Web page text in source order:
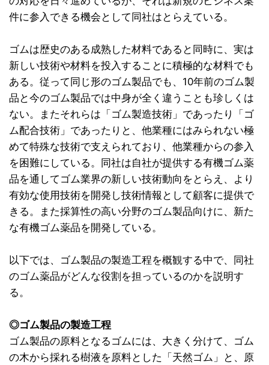
件に参入できる機会として同社はとらえている。
ゴムは歴史のある成熟した材料であると同時に、実は
新しい技術や材料を投入することに積極的な材料でも
ある。従って同じ形のゴム製品でも、10年前のゴム製
品と今のゴム製品では中身が全く違うことも珍しくは
ない。またそれらは「ゴム製造技術」であったり「ゴ
ム配合技術」であったりと、他業種にはみられない極
めて特殊な技術で支えられており、他業種からの参入
を困難にしている。同社は自社が提供する有機ゴム薬
品を通してゴム業界の新しい技術動向をとらえ、より
有効な使用技術を開発し技術情報として顧客に提供で
きる。また採算性の高い分野のゴム製品向けに、新た
な有機ゴム薬品を開発している。
以下では、ゴム製品の製造工程を概観する中で、同社
のゴム薬品がどんな役割を担っているのかを説明す
る。
◎ゴム製品の製造工程
ゴム製品の原料となるゴムには、大きく分けて、ゴム
の木から採れる樹液を原料とした「天然ゴム」と、原